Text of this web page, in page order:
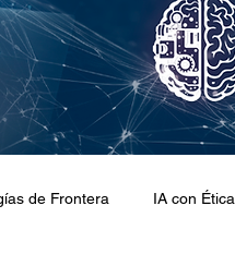
de Frontera IA con Ética